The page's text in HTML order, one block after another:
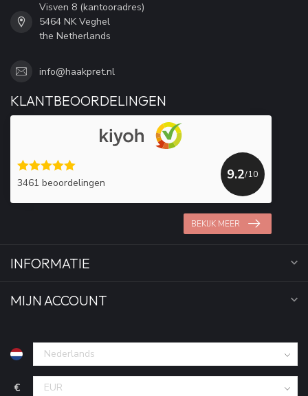
Visven 8 (kantooradres)
5464 NK Veghel
the Netherlands
info@haakpret.nl
KLANTBEOORDELINGEN
3461 beoordelingen
9.2/10
BEKIJK MEER
INFORMATIE
MIJN ACCOUNT
€